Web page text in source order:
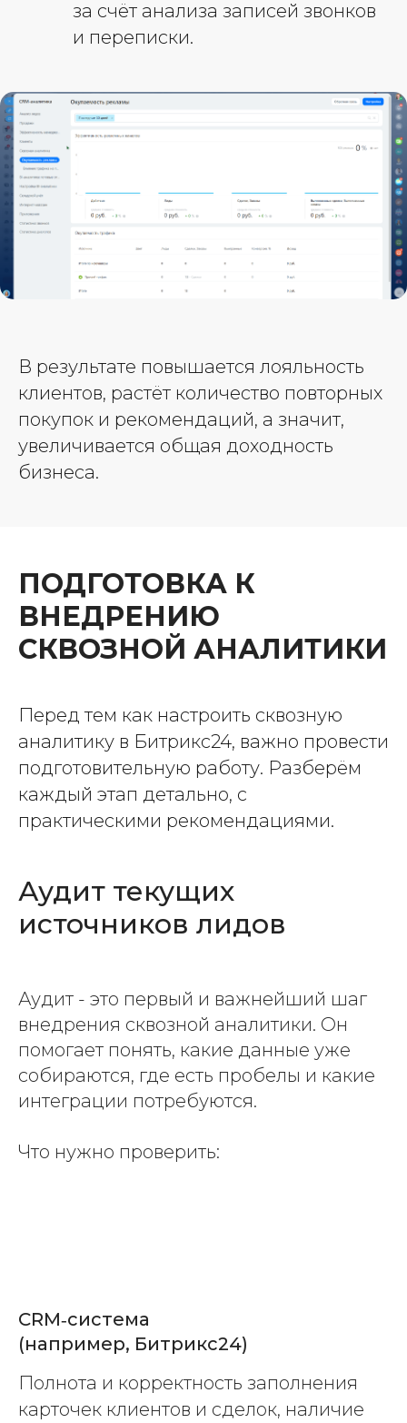
за счёт анализа записей звонков
и переписки.
В результате повышается лояльность
клиентов, растёт количество повторных
покупок и рекомендаций, а значит,
увеличивается общая доходность
бизнеса.
ПОДГОТОВКА К
ВНЕДРЕНИЮ
СКВОЗНОЙ АНАЛИТИКИ
Перед тем как настроить сквозную
аналитику в Битрикс24, важно провести
подготовительную работу. Разберём
каждый этап детально, с
практическими рекомендациями.
Аудит текущих
источников лидов
Аудит - это первый и важнейший шаг
внедрения сквозной аналитики. Он
помогает понять, какие данные уже
собираются, где есть пробелы и какие
интеграции потребуются.
Что нужно проверить:
CRM‑система
(например, Битрикс24)
Полнота и корректность заполнения
карточек клиентов и сделок, наличие